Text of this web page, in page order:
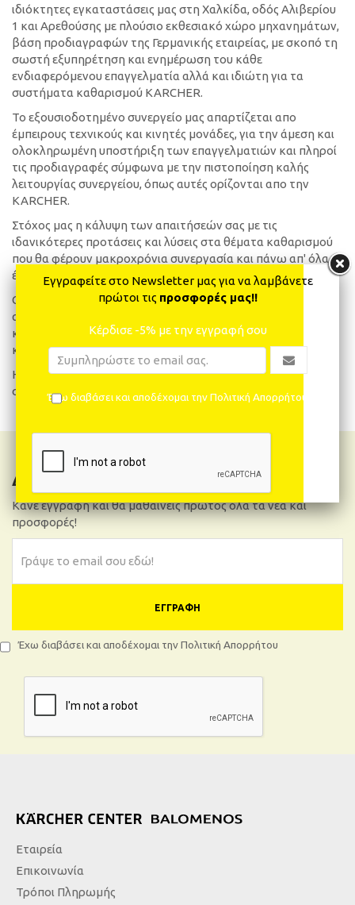
ιδιόκτητες εγκαταστάσεις μας στη Χαλκίδα, οδός Αλιβερίου
1 και Αρεθούσης με πλούσιο εκθεσιακό χώρο μηχανημάτων,
βάση προδιαγραφών της Γερμανικής εταιρείας, με σκοπό τη
σωστή εξυπηρέτηση και ενημέρωση του κάθε
ενδιαφερόμενου επαγγελματία αλλά και ιδιώτη για τα
συστήματα καθαρισμού KARCHER.
Το εξουσιοδοτημένο συνεργείο μας απαρτίζεται απο
έμπειρους τεχνικούς και κινητές μονάδες, για την άμεση και
ολοκληρωμένη υποστήριξη των επαγγελματιών και πληροί
τις προδιαγραφές σύμφωνα με την πιστοποίηση καλής
λειτουργίας συνεργείου, όπως αυτές ορίζονται απο την
KARCHER.
Στόχος μας η κάλυψη των απαιτήσεών σας με τις
ιδανικότερες προτάσεις και λύσεις στα θέματα καθαρισμού
που θα φέρουν μακροχρόνια συνεργασία και πάνω απ' όλα
έναν "Ευχαριστημένο πελάτη".
Οι περιοχές της κεντρικής Ελλάδας αποδεικνύουν τα
ανωτέρω απο τις συνεργασίες μας με μεγάλες εταιρείες που
κι αυτές με την σειρά τους εξασφάλισαν την απόλυτη
καθαριότητα με τον πιο λειτουργικό τρόπο.
Η διεύθυνση και το προσωπικό της εταιρείας μας, βρίσκεται
στην διάθεση σας για οποιαδήποτε πληροφορία.
Δελτίο Νέων
Κάνε εγγραφή και θα μαθαίνεις πρώτος όλα τα νέα και
προσφορές!
ΕΓΓΡΑΦΉ
Έχω διαβάσει και αποδέχομαι την Πολιτική Απορρήτου
Εταιρεία
Επικοινωνία
Τρόποι Πληρωμής
Εγγραφείτε στο Newsletter μας για να λαμβάνετε
πρώτοι τις προσφορές μας!!
Κέρδισε -5% με την εγγραφή σου
Έχω διαβάσει και αποδέχομαι την Πολιτική Απορρήτου